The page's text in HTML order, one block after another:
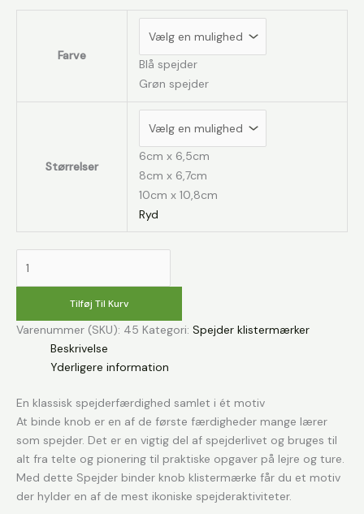
Farve
Blå spejder
Grøn spejder
Størrelser
6cm x 6,5cm
8cm x 6,7cm
10cm x 10,8cm
Ryd
binder
antal
Tilføj Til Kurv
Varenummer (SKU): 45 Kategori: Spejder klistermærker
Beskrivelse
Yderligere information
En klassisk spejderfærdighed samlet i ét motiv
At binde knob er en af de første færdigheder mange lærer
som spejder. Det er en vigtig del af spejderlivet og bruges til
alt fra telte og pionering til praktiske opgaver på lejre og ture.
Med dette Spejder binder knob klistermærke får du et motiv
der hylder en af de mest ikoniske spejderaktiviteter.